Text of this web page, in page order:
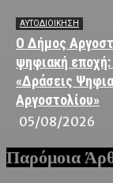
ΑΥΤΟΔΙΟΙΚΗΣΗ
Ο Δήμος
ψηφιακή
«Δράσεις
Αργοστολίου»
05/08/2026
Παρόμοια